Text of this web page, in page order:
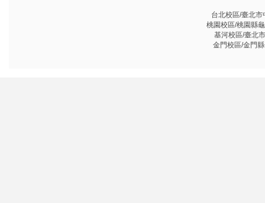
台北校區/臺北
桃園校區/桃園縣
基河校區/臺北
金門校區/金門